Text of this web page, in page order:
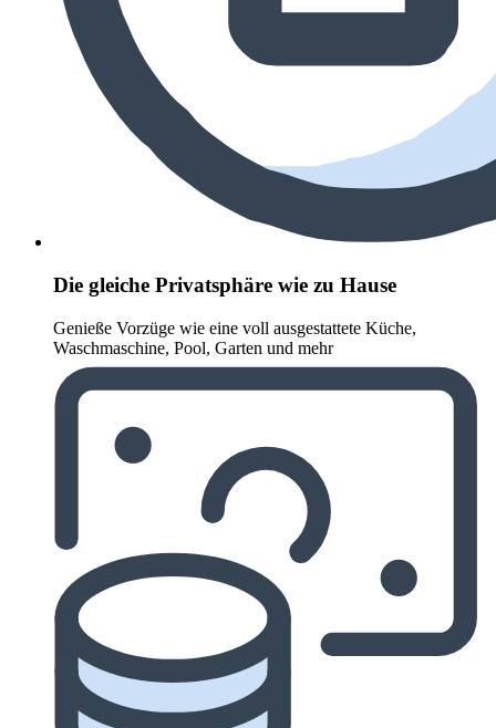
Die gleiche Privatsphäre wie zu Hause
Genieße Vorzüge wie eine voll ausgestattete Küche,
Waschmaschine, Pool, Garten und mehr